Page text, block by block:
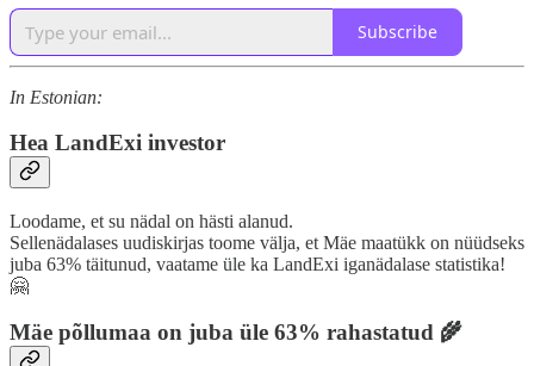
Subscribe
In Estonian:
Hea LandExi investor
Loodame, et su nädal on hästi alanud.
Sellenädalases uudiskirjas toome välja, et Mäe maatükk on nüüdseks
juba 63% täitunud, vaatame üle ka LandExi iganädalase statistika!
🤗
Mäe põllumaa on juba üle 63% rahastatud 🌾